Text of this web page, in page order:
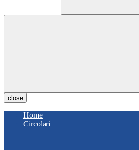
close
Home
Circolari